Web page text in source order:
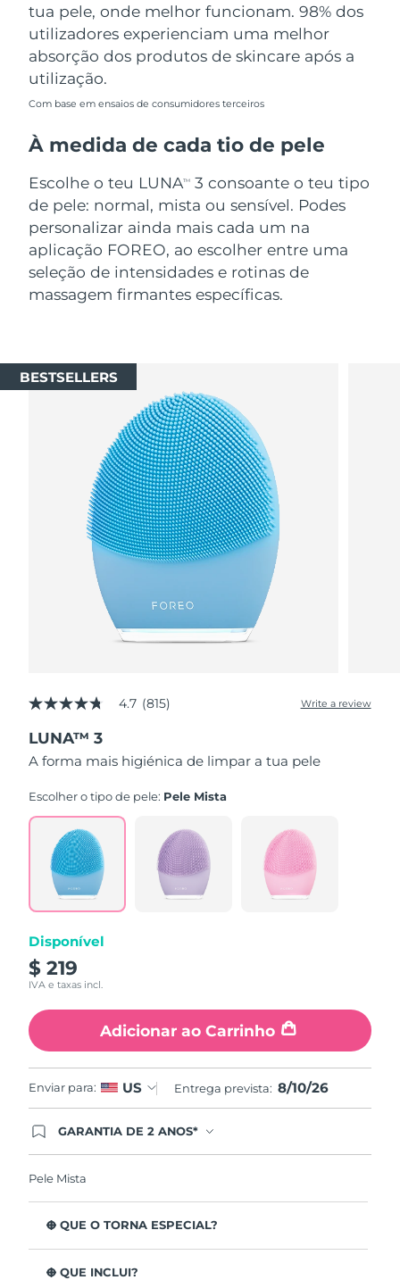
tua pele, onde melhor funcionam. 98% dos
utilizadores experienciam uma melhor
absorção dos produtos de skincare após a
utilização.
Com base em ensaios de consumidores terceiros
À medida de cada tio de pele
Escolhe o teu LUNATM
3 consoante o teu tipo
de pele: normal, mista ou sensível. Podes
personalizar ainda mais cada um na
aplicação FOREO, ao escolher entre uma
seleção de intensidades e rotinas de
massagem firmantes específicas.
BESTSELLERS
4.7
of
5
stars,
rating
Read
Reviews.
Same
page
link.
4.7 (815) Write a review
LUNA™ 3
A forma mais higiénica de limpar a tua pele
Escolher o tipo de pele: Pele Mista
Disponível
$ 219
IVA e taxas incl.
Adicionar ao Carrinho
Enviar para: US Entrega prevista: 8/10/26
GARANTIA DE 2 ANOS*
significa que se você tiver qualquer problema até
produto gratuitamente.*exceto pelo Luna FOFO
e Luna Play plus cuja garantia é de 90 dias.
Pele Mista
O QUE O TORNA ESPECIAL?
impurezas, sebo e resíduos de maquilhagem da pele.
O QUE INCLUI?